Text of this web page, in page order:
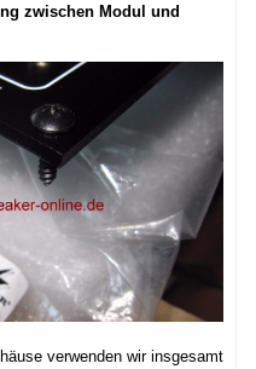
zwischen Modul und
verwenden wir insgesamt